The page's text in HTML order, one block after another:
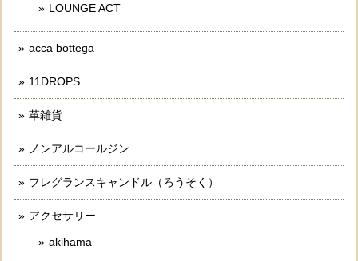
LOUNGE ACT
acca bottega
11DROPS
革雑貨
ノンアルコールジン
フレグランスキャンドル（ろうそく）
アクセサリー
akihama